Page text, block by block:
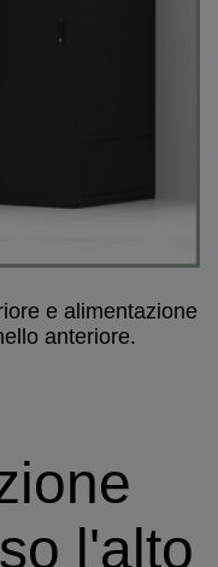
e alimentazione
anteriore.
l'alto